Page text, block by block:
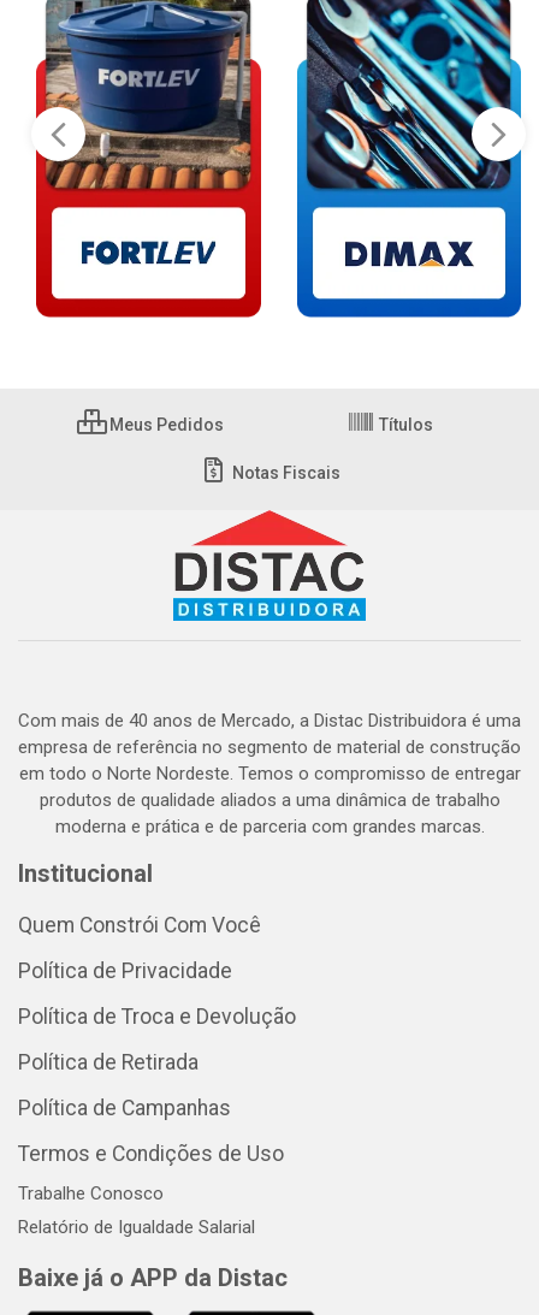
Meus Pedidos Títulos
Notas Fiscais
Com mais de 40 anos de Mercado, a Distac Distribuidora é uma
empresa de referência no segmento de material de construção
em todo o Norte Nordeste. Temos o compromisso de entregar
produtos de qualidade aliados a uma dinâmica de trabalho
moderna e prática e de parceria com grandes marcas.
Institucional
Quem Constrói Com Você
Política de Privacidade
Política de Troca e Devolução
Política de Retirada
Política de Campanhas
Termos e Condições de Uso
Trabalhe Conosco
Relatório de Igualdade Salarial
Baixe já o APP da Distac